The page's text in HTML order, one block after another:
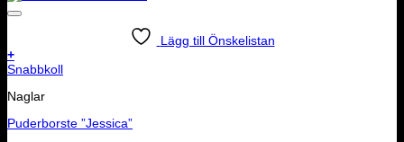
Lägg till Önskelistan
+
Snabbkoll
Naglar
Puderborste ”Jessica”